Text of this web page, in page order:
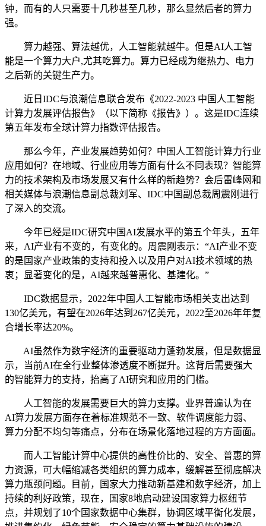
钟，而有的人只需要十几秒甚至几秒，那么显然后者的算力
强。
算力越强、算法越优，人工智能就越牛。但是AI人工智
能是一个算力大户,尤其吃算力。算力已经成为继热力、电力
之后新的关键生产力。
近日IDC与浪潮信息联合发布《2022-2023 中国人工智能
计算力发展评估报告》（以下简称《报告》）。这是IDC连续
第五年发布全球计算力指数评估报告。
那么今年，产业发展趋势如何？中国人工智能计算力行业
应用如何？在地域、行业应用等方面有什么不同表现？智能算
力的技术架构及市场发展又有什么样的新趋势？会后雷峰网和
相关媒体与浪潮信息副总裁刘军、IDC中国副总裁周震刚进行
了深入的交流。
今年已经是IDC研究中国AI发展水平的第五个年头，五年
来，AI产业有不变的，有变化的。周震刚表示：“AI产业不变
的是国家产业政策的支持和投入以及用户对AI技术领域的热
衷；显著变化的是，AI越来越普惠化、基建化。”
IDC数据显示，2022年中国人工智能市场相关支出达到
130亿美元，有望在2026年达到267亿美元，2022至2026年年复
合增长率达20%。
AI虽然作为数字经济的重要驱动力蓬勃发展，但是数据显
示，当前AI在全行业整体渗透度不断提升。这背后需要强大
的智能算力的支持，抬高了AI研究和应用的门槛。
人工智能的发展需要巨大的算力支撑。业界普遍认为在
AI算力发展方面存在着标准规范不一致、软件调度能力弱、
算力分配不均匀等痛点，分布在场景化落地过程的方方面面。
而人工智能计算中心提供的高性价比的、安全、普惠的算
力资源，可大幅缩减各类组织的算力成本，缓解甚至彻底解决
算力瓶颈问题。目前，国家大力推动新基建和数字经济，加上
持续的利好政策，现在，国家8地启动建设国家算力枢纽节
点，并规划了10个国家数据中心集群，协调区域平衡化发展，